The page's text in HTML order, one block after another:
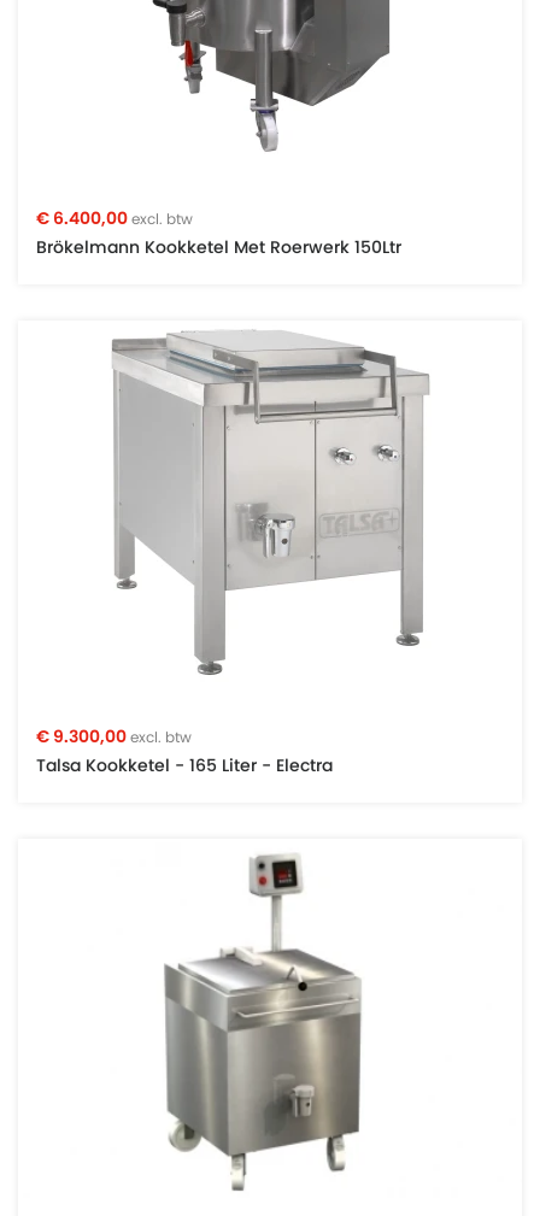
€ 6.400,00 excl. btw
Brökelmann Kookketel Met Roerwerk 150Ltr
€ 9.300,00 excl. btw
Talsa Kookketel - 165 Liter - Electra